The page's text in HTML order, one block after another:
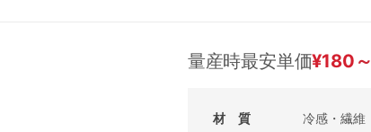
量産時最安単価¥180 ～
材 質 冷感・繊維